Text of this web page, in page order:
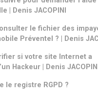
| Denis JACOPINI
le fichier des
Préventel ? | Denis
si votre site Internet a
Hackeur | Denis JACOPINI
le registre RGPD ?